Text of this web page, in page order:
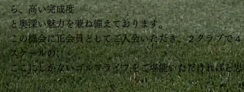
ら、高い完成度
と奥深い魅力を兼ね備えております。
この機会に正会員としてご入会いただき、２クラブで
スケールの、
ここにしかないゴルフライフをご堪能いただければと